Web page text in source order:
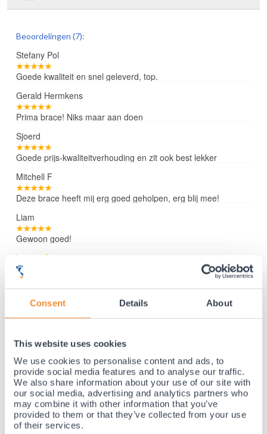
Consent Details About
This website uses cookies
We use cookies to personalise content and ads, to
provide social media features and to analyse our traffic.
We also share information about your use of our site with
our social media, advertising and analytics partners who
may combine it with other information that you’ve
provided to them or that they’ve collected from your use
of their services.
Beoordelingen (7):
Stefany Pol
Goede kwaliteit en snel geleverd, top.
Gerald Hermkens
Prima brace! Niks maar aan doen
Sjoerd
Goede prijs-kwaliteitverhouding en zit ook best lekker
Mitchell F
Deze brace heeft mij erg goed geholpen, erg blij mee!
Liam
Gewoon goed!
Lees verder »
Gratis verzending vanaf €50,-
Voor 21:30 besteld, morgen thuis!
Gratis retourneren en 14 dagen uitproberen!
Achteraf betalen mogelijk! Nergens goedkoper!